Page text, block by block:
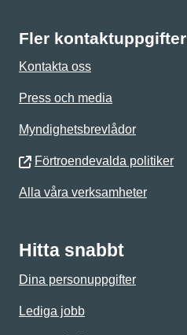
Fler kontaktuppgifter
Kontakta oss
Press och media
Myndighetsbrevlådor
Förtroendevalda politiker
Alla våra verksamheter
Hitta snabbt
Dina personuppgifter
Lediga jobb